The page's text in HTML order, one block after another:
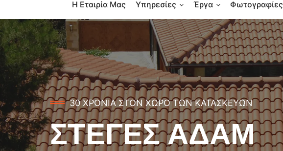
Η Εταιρία Μας Υπηρεσίες Έργα Φωτογραφίες
30 ΧΡΟΝΙΑ ΣΤΟΝ ΧΩΡΟ ΤΩΝ ΚΑΤΑΣΚΕΥΩΝ
ΣΤΕΓΕΣ ΑΔΑΜ